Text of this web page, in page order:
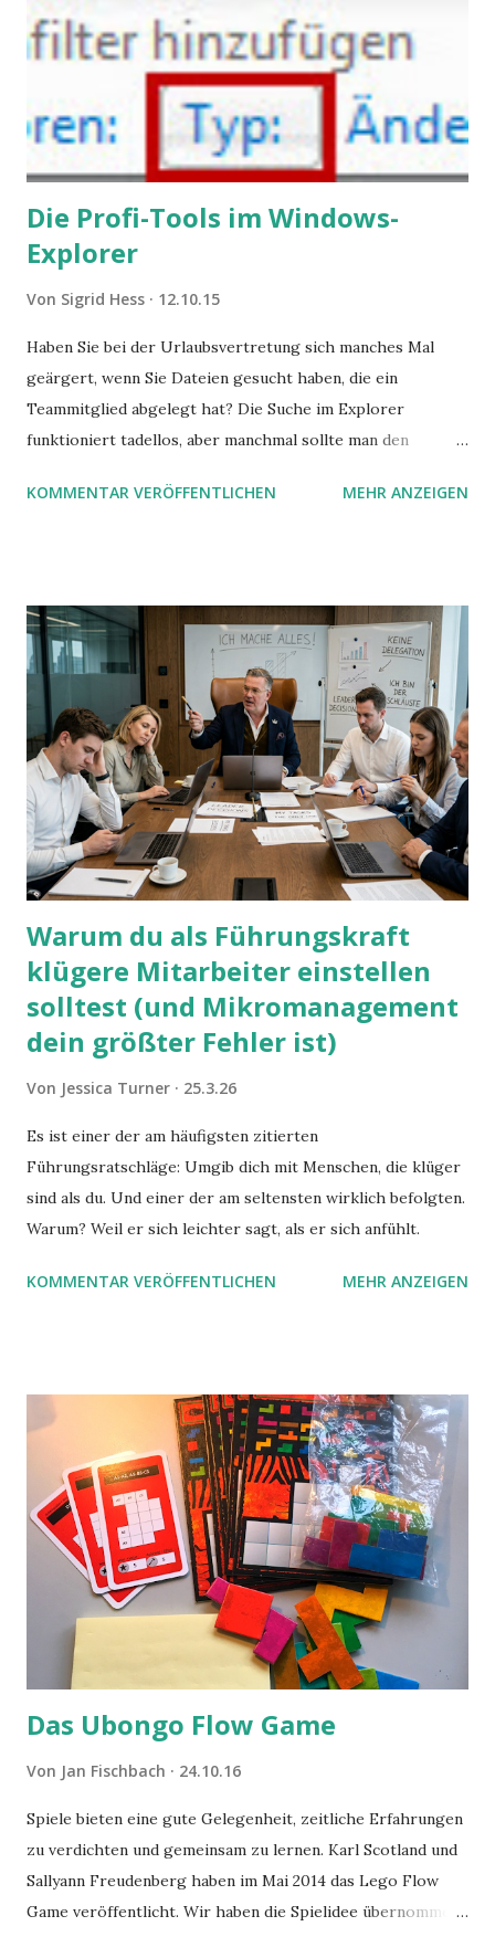
Die Profi-Tools im Windows-
Explorer
Von Sigrid Hess 12.10.15
Haben Sie bei der Urlaubsvertretung sich manches Mal
geärgert, wenn Sie Dateien gesucht haben, die ein
Teammitglied abgelegt hat? Die Suche im Explorer
funktioniert tadellos, aber manchmal sollte man den
mit UND oder ODER oder NICHT... Das geht so einfach,
KOMMENTAR VERÖFFENTLICHEN MEHR ANZEIGEN
Warum du als Führungskraft
klügere Mitarbeiter einstellen
solltest (und Mikromanagement
dein größter Fehler ist)
Von Jessica Turner 25.3.26
Es ist einer der am häufigsten zitierten
Führungsratschläge: Umgib dich mit Menschen, die klüger
sind als du. Und einer der am seltensten wirklich befolgten.
Warum? Weil er sich leichter sagt, als er sich anfühlt.
KOMMENTAR VERÖFFENTLICHEN MEHR ANZEIGEN
Das Ubongo Flow Game
Von Jan Fischbach 24.10.16
Spiele bieten eine gute Gelegenheit, zeitliche Erfahrungen
zu verdichten und gemeinsam zu lernen. Karl Scotland und
Sallyann Freudenberg haben im Mai 2014 das Lego Flow
Game veröffentlicht. Wir haben die Spielidee übernommen,